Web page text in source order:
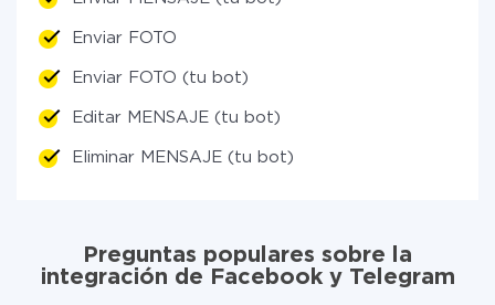
Enviar FOTO
Enviar FOTO (tu bot)
Editar MENSAJE (tu bot)
Eliminar MENSAJE (tu bot)
Preguntas populares sobre la
integración de Facebook y Telegram